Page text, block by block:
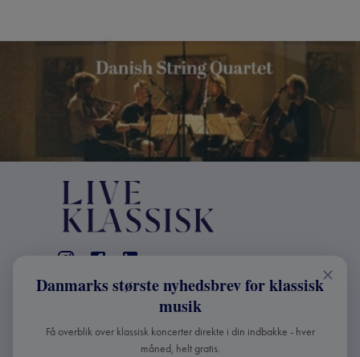
KONTAKT
info@liveklassisk.dk
Danmarks største nyhedsbrev for klassisk
musik
Få overblik over klassisk koncerter direkte i din indbakke - hver
måned, helt gratis.